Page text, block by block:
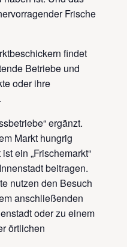
Frische
findet
Betriebe und
oder ihre
ergänzt.
Markt hungrig
ein „Frischemarkt“
beitragen.
nutzen den Besuch
anschließenden
oder zu einem
örtlichen